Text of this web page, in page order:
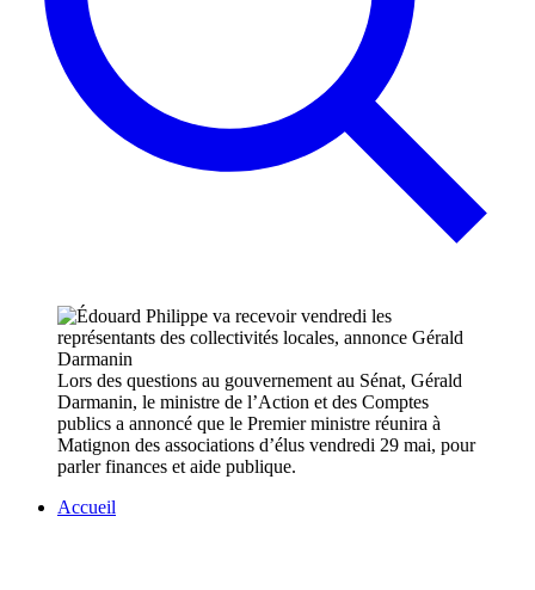
Lors des questions au gouvernement au Sénat, Gérald
Darmanin, le ministre de l’Action et des Comptes
publics a annoncé que le Premier ministre réunira à
Matignon des associations d’élus vendredi 29 mai, pour
parler finances et aide publique.
Accueil